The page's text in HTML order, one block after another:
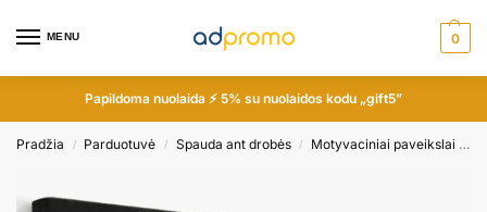
MENU 0
Papildoma nuolaida ⚡ 5% su nuolaidos kodu „gift5”
Pradžia / Parduotuvė / Spauda ant drobės / Motyvaciniai paveikslai ant drobės